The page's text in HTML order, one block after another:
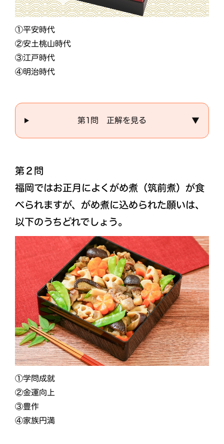
①平安時代
②安土桃山時代
③江戸時代
④明治時代
第1問 正解を見る ▼
第２問
福岡ではお正月によくがめ煮（筑前煮）が食
べられますが、がめ煮に込められた願いは、
以下のうちどれでしょう。
①学問成就
②金運向上
③豊作
④家族円満